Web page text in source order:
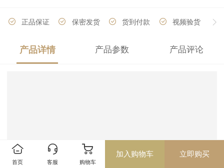
正品保证 保密发货 货到付款 视频验货
厂家直销 分期付款
产品详情 产品参数 产品评论
首页 客服 购物车
加入购物车 立即购买